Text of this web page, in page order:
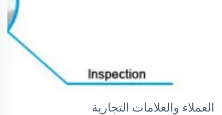
العملاء والعلامات التجارية